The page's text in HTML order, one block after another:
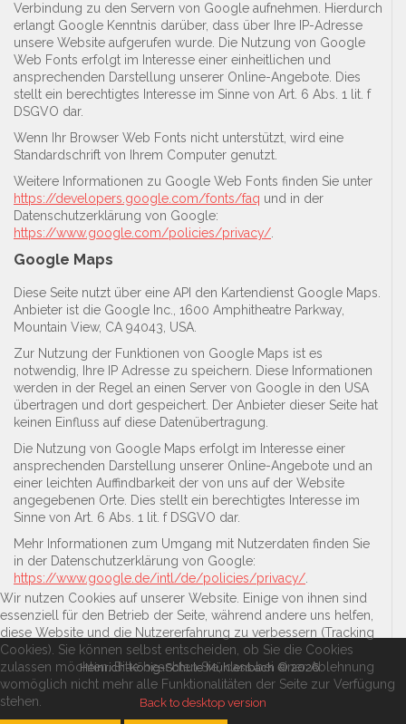
Verbindung zu den Servern von Google aufnehmen. Hierdurch
erlangt Google Kenntnis darüber, dass über Ihre IP-Adresse
unsere Website aufgerufen wurde. Die Nutzung von Google
Web Fonts erfolgt im Interesse einer einheitlichen und
ansprechenden Darstellung unserer Online-Angebote. Dies
stellt ein berechtigtes Interesse im Sinne von Art. 6 Abs. 1 lit. f
DSGVO dar.
Wenn Ihr Browser Web Fonts nicht unterstützt, wird eine
Standardschrift von Ihrem Computer genutzt.
Weitere Informationen zu Google Web Fonts finden Sie unter
https://developers.google.com/fonts/faq und in der
Datenschutzerklärung von Google:
https://www.google.com/policies/privacy/.
Google Maps
Diese Seite nutzt über eine API den Kartendienst Google Maps.
Anbieter ist die Google Inc., 1600 Amphitheatre Parkway,
Mountain View, CA 94043, USA.
Zur Nutzung der Funktionen von Google Maps ist es
notwendig, Ihre IP Adresse zu speichern. Diese Informationen
werden in der Regel an einen Server von Google in den USA
übertragen und dort gespeichert. Der Anbieter dieser Seite hat
keinen Einfluss auf diese Datenübertragung.
Die Nutzung von Google Maps erfolgt im Interesse einer
ansprechenden Darstellung unserer Online-Angebote und an
einer leichten Auffindbarkeit der von uns auf der Website
angegebenen Orte. Dies stellt ein berechtigtes Interesse im
Sinne von Art. 6 Abs. 1 lit. f DSGVO dar.
Mehr Informationen zum Umgang mit Nutzerdaten finden Sie
in der Datenschutzerklärung von Google:
https://www.google.de/intl/de/policies/privacy/
Heinrich-König-Schule Mühlenbach ©2026
Back to desktop version
Wir nutzen Cookies auf unserer Website. Einige von ihnen sind
essenziell für den Betrieb der Seite, während andere uns helfen,
diese Website und die Nutzererfahrung zu verbessern (Tracking
Cookies). Sie können selbst entscheiden, ob Sie die Cookies
zulassen möchten. Bitte beachten Sie, dass bei einer Ablehnung
womöglich nicht mehr alle Funktionalitäten der Seite zur Verfügung
stehen.